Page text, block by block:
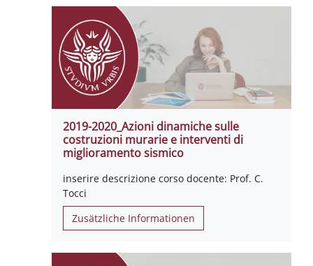
2019-2020_Azioni dinamiche sulle
costruzioni murarie e interventi di
miglioramento sismico
inserire descrizione corso docente: Prof. C.
Tocci
Zusätzliche Informationen